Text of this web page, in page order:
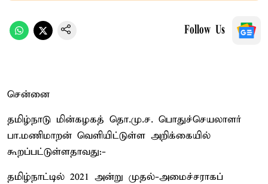
Follow Us
சென்னை
தமிழ்நாடு மின்கழகத் தொ.மு.ச. பொதுச்செயலாளர்
பா.மணிமாறன் வெளியிட்டுள்ள அறிக்கையில்
கூறப்பட்டுள்ளதாவது:-
தமிழ்நாட்டில் 2021 அன்று முதல்-அமைச்சராகப்